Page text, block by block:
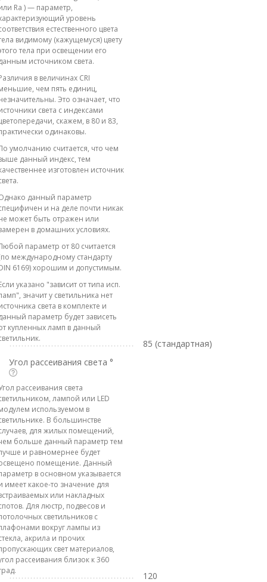
Ra ) — параметр,
уровень
естественного цвета
видимому (кажущемуся) цвету
тела при освещении его
источником света.
в величинах CRI
чем пять единиц,
Это означает, что
света с индексами
скажем, в 80 и 83,
одинаковы.
умолчанию считается, что чем
данный индекс, тем
изготовлен источник
данный параметр
и на деле почти никак
может быть отражен или
в домашних условиях.
параметр от 80 считается
международному стандарту
6169) хорошим и допустимым.
указано "зависит от типа исп.
значит у светильника нет
света в комплекте и
параметр будет зависеть
купленных ламп в данный
85 (стандартная)
Угол рассеивания света °
рассеивания света
лампой или LED
используемом в
В большинстве
для жилых помещений,
больше данный параметр тем
и равномернее будет
помещение. Данный
в основном указывается
имеет какое-то значение для
или накладных
Для люстр, подвесов и
светильников с
вокруг лампы из
акрила и прочих
свет материалов,
рассеивания близок к 360
120